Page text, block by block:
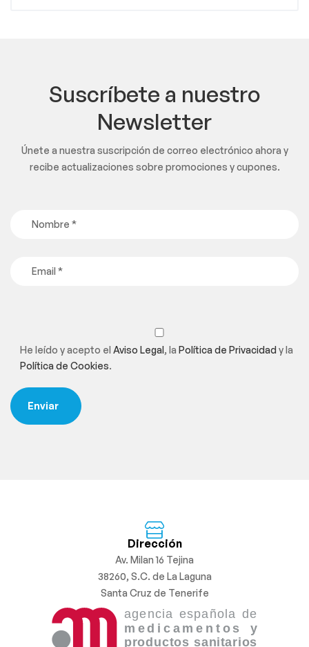
Suscríbete a nuestro
Newsletter
Únete a nuestra suscripción de correo electrónico ahora y
recibe actualizaciones sobre promociones y cupones.
He leído y acepto el Aviso Legal, la Política de Privacidady la
Política de Cookies.
Dirección
Av. Milan 16 Tejina
38260, S.C. de La Laguna
Santa Cruz de Tenerife